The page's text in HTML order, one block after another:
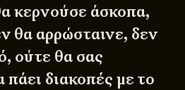
κερνούσε άσκοπα,
θα αρρώσταινε, δεν
ούτε θα σας
διακοπές με το